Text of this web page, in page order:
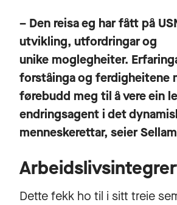
– Den reisa eg har fått på
utvikling, utfordringar og
unike moglegheiter.
forståinga og ferdigheitene
førebudd meg til å vere ein
endringsagent i det
menneskerettar, seier
Dette fekk ho til i sitt treie